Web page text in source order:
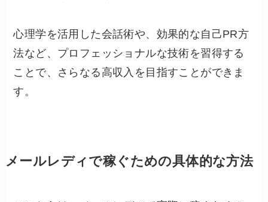
心理学を活用した会話術や、効果的な自己PR方
法など、プロフェッショナルな技術を習得する
ことで、さらなる高収入を目指すことができま
す。
メールレディで稼ぐための具体的な方法